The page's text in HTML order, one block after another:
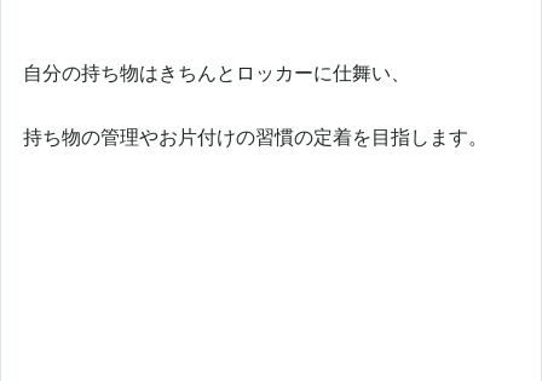
自分の持ち物はきちんとロッカーに仕舞い、
持ち物の管理やお片付けの習慣の定着を目指します。